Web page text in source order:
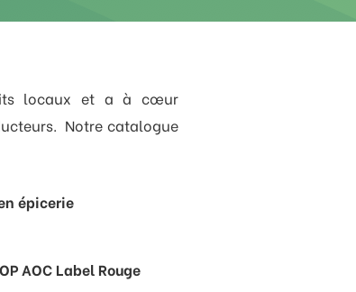
locaux et a à cœur
Notre catalogue
épicerie
AOC Label Rouge